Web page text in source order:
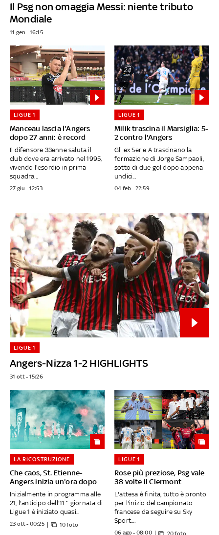
Il Psg non omaggia Messi: niente tributo
Mondiale
11 gen - 16:15
Manceau lascia l'Angers
dopo 27 anni: è record
LIGUE 1
Il difensore 33enne saluta il
club dove era arrivato nel 1995,
vivendo l'esordio in prima
squadra...
27 giu - 12:53
Milik trascina il Marsiglia: 5-
2 contro l'Angers
LIGUE 1
Gli ex Serie A trascinano la
formazione di Jorge Sampaoli,
sotto di due gol dopo appena
undici...
04 feb - 22:59
Angers-Nizza 1-2 HIGHLIGHTS
LIGUE 1
31 ott - 15:26
Che caos, St. Etienne-
Angers inizia un'ora dopo
LA RICOSTRUZIONE
Inizialmente in programma alle
21, l'anticipo dell'11^ giornata di
Ligue 1 è iniziato quasi...
23 ott - 00:25 10 foto
Rose più preziose, Psg vale
38 volte il Clermont
LIGUE 1
L'attesa è finita, tutto è pronto
per l'inizio del campionato
francese da seguire su Sky
Sport....
06 ago - 08:00 20 foto